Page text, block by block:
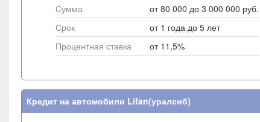
Сумма
от 80 000 до 3 000 000 руб.
Срок
от 1 года до 5 лет
Процентная ставка
от 11,5%
Кредит на автомобили Lifan(уралсиб)